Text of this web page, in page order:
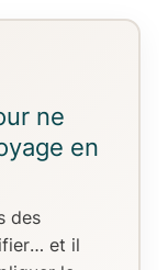
ne
en
des
… et il